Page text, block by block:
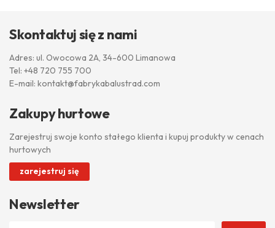
Skontaktuj się z nami
Adres: ul. Owocowa 2A, 34-600 Limanowa
Tel: +48 720 755 700
E-mail: kontakt@fabrykabalustrad.com
Zakupy hurtowe
Zarejestruj swoje konto stałego klienta i kupuj produkty w cenach
hurtowych
zarejestruj się
Newsletter